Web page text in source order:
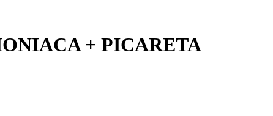
+ PICARETA